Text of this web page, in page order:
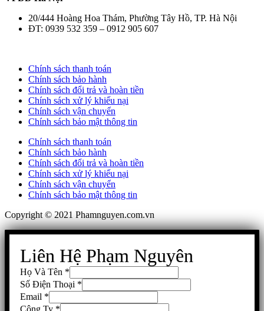
20/444 Hoàng Hoa Thám, Phường Tây Hồ, TP. Hà Nội
ĐT: 0939 532 359 – 0912 905 607
Chính sách thanh toán
Chính sách bảo hành
Chính sách đổi trả và hoàn tiền
Chính sách xử lý khiếu nại
Chính sách vận chuyển
Chính sách bảo mật thông tin
Chính sách thanh toán
Chính sách bảo hành
Chính sách đổi trả và hoàn tiền
Chính sách xử lý khiếu nại
Chính sách vận chuyển
Chính sách bảo mật thông tin
Copyright © 2021 Phamnguyen.com.vn
Liên Hệ Phạm Nguyên
Họ Và Tên *
Số Điện Thoại *
Email *
Công Ty *